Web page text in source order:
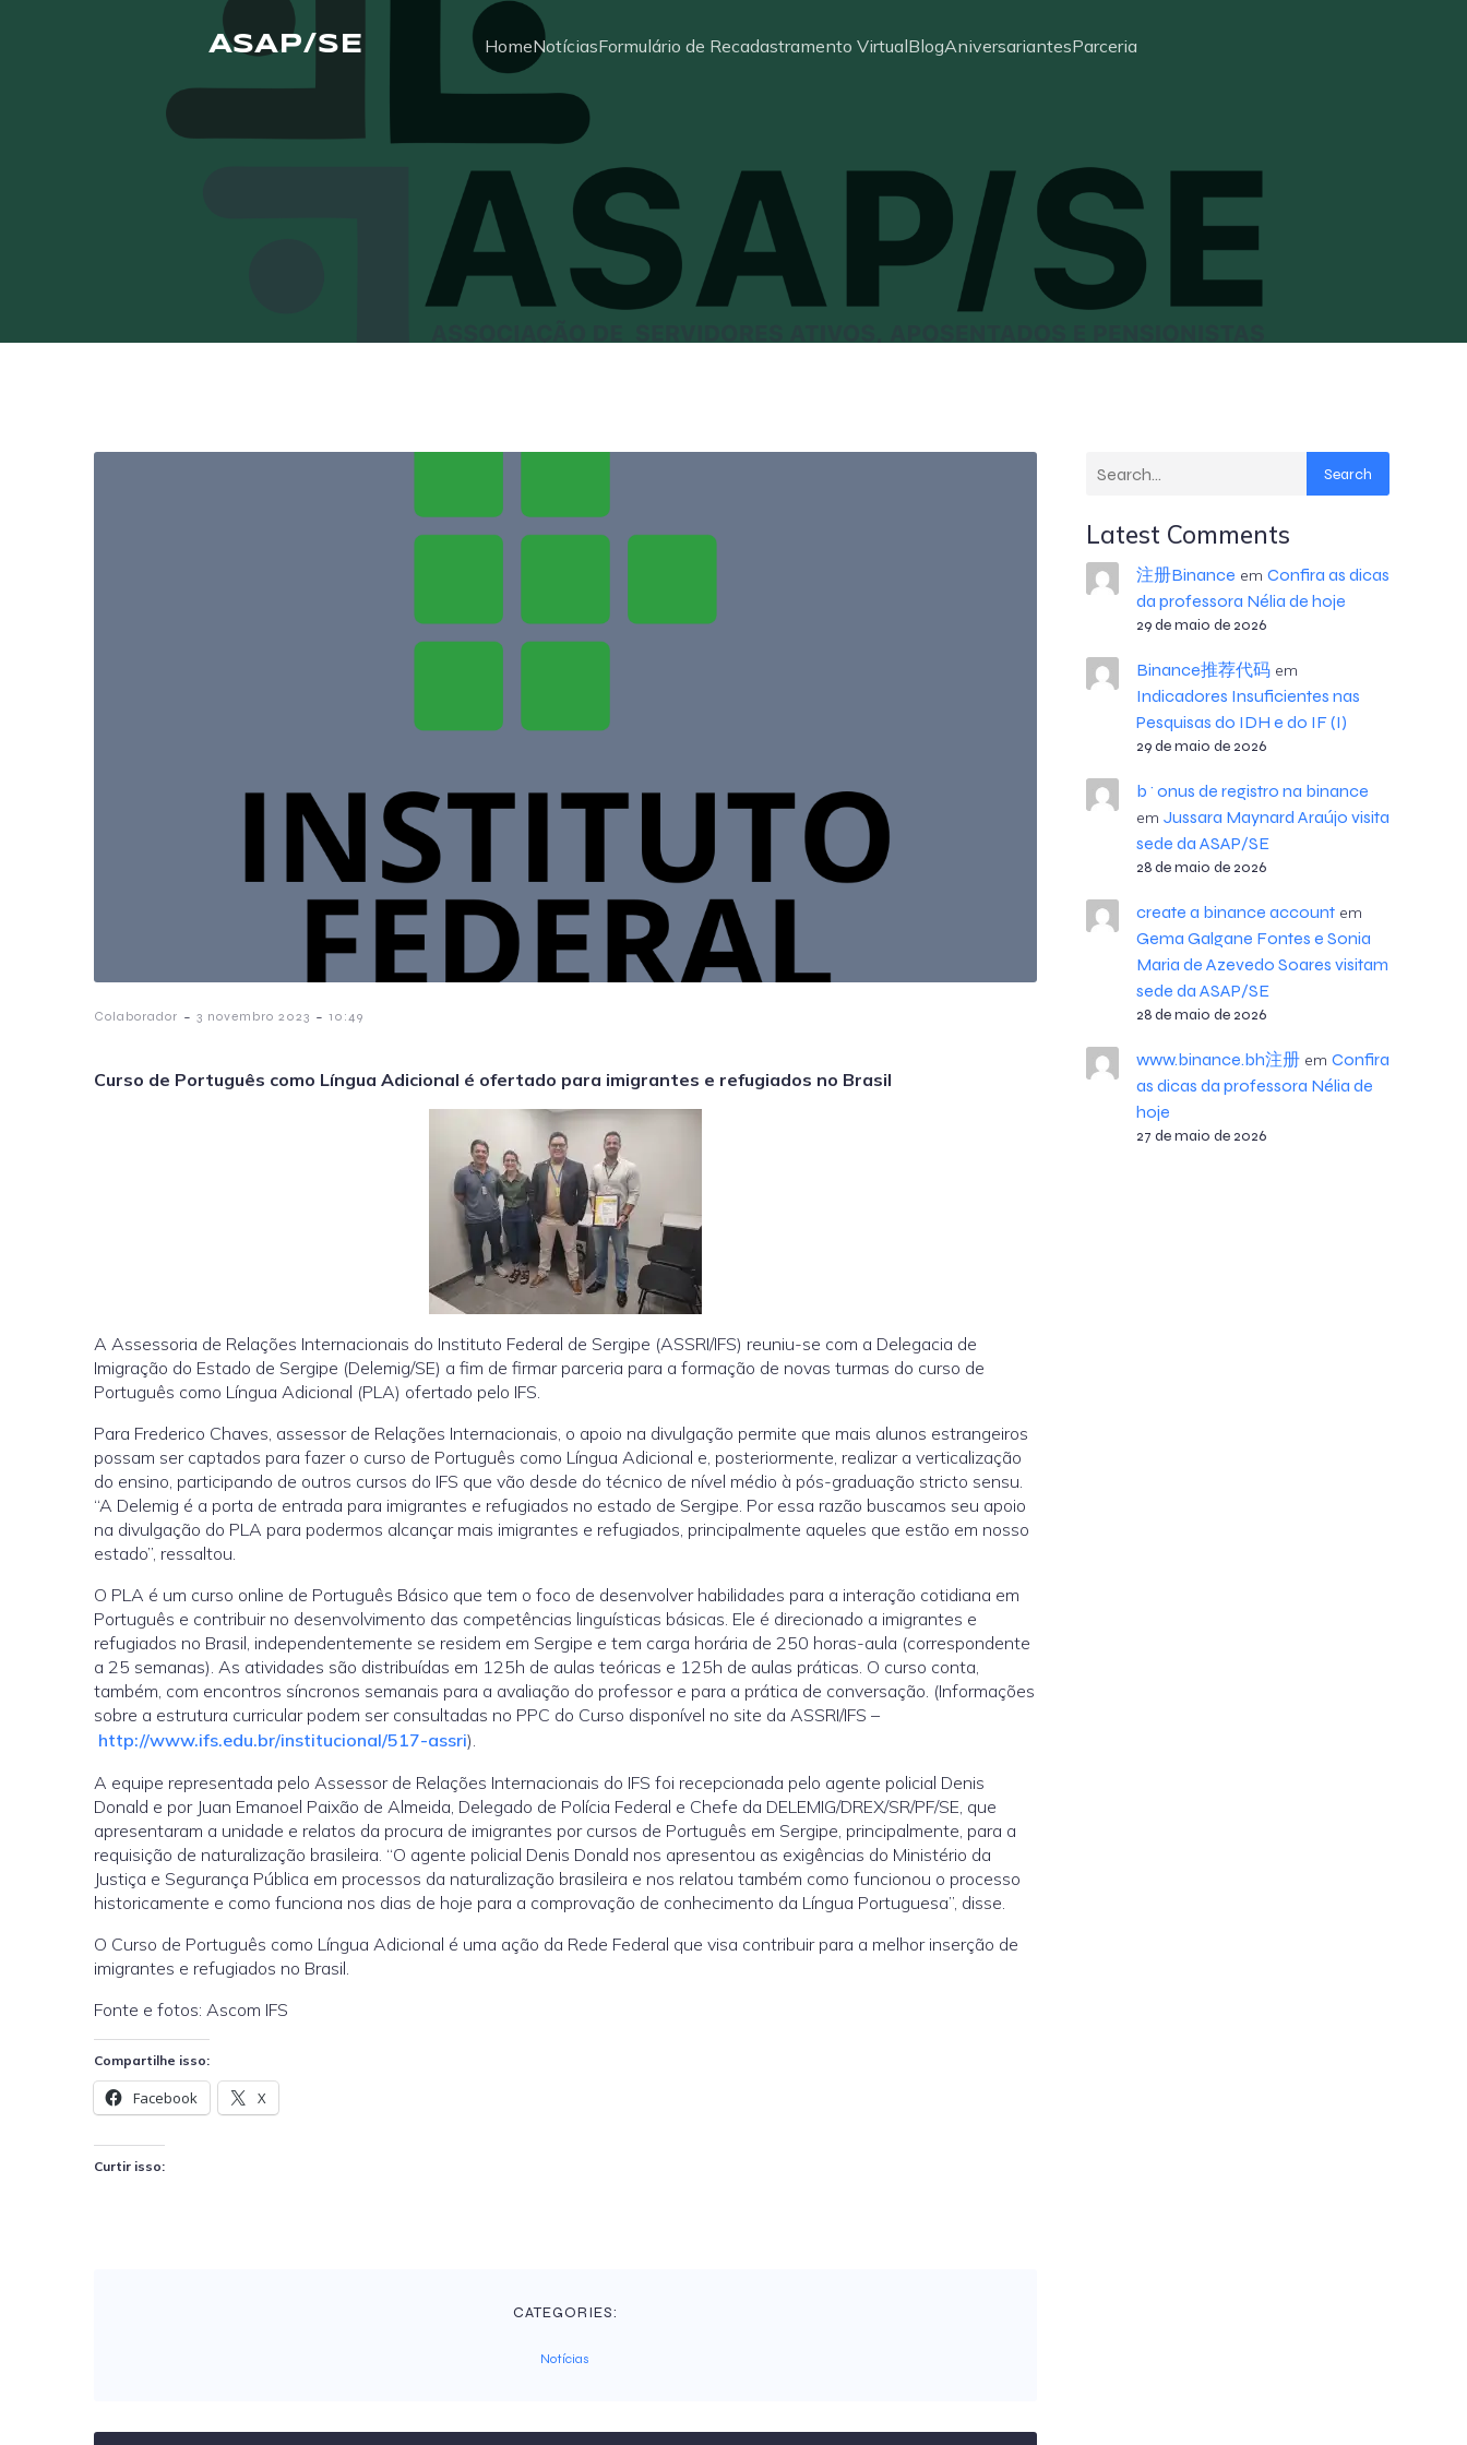
ASAP/SE HomeNotíciasFormulário de Recadastramento VirtualBlogAniversariantesParceria
Colaborador - 3 novembro 2023 - 10:49
Curso de Português como Língua Adicional é ofertado para imigrantes e refugiados no Brasil
A Assessoria de Relações Internacionais do Instituto Federal de Sergipe (ASSRI/IFS) reuniu-se com a Delegacia de
Imigração do Estado de Sergipe (Delemig/SE) a fim de firmar parceria para a formação de novas turmas do curso de
Português como Língua Adicional (PLA) ofertado pelo IFS.
Para Frederico Chaves, assessor de Relações Internacionais, o apoio na divulgação permite que mais alunos estrangeiros
possam ser captados para fazer o curso de Português como Língua Adicional e, posteriormente, realizar a verticalização
do ensino, participando de outros cursos do IFS que vão desde do técnico de nível médio à pós-graduação stricto sensu.
“A Delemig é a porta de entrada para imigrantes e refugiados no estado de Sergipe. Por essa razão buscamos seu apoio
na divulgação do PLA para podermos alcançar mais imigrantes e refugiados, principalmente aqueles que estão em nosso
estado”, ressaltou.
O PLA é um curso online de Português Básico que tem o foco de desenvolver habilidades para a interação cotidiana em
Português e contribuir no desenvolvimento das competências linguísticas básicas. Ele é direcionado a imigrantes e
refugiados no Brasil, independentemente se residem em Sergipe e tem carga horária de 250 horas-aula (correspondente
a 25 semanas). As atividades são distribuídas em 125h de aulas teóricas e 125h de aulas práticas. O curso conta,
também, com encontros síncronos semanais para a avaliação do professor e para a prática de conversação. (Informações
sobre a estrutura curricular podem ser consultadas no PPC do Curso disponível no site da ASSRI/IFS –
http://www.ifs.edu.br/institucional/517-assri).
A equipe representada pelo Assessor de Relações Internacionais do IFS foi recepcionada pelo agente policial Denis
Donald e por Juan Emanoel Paixão de Almeida, Delegado de Polícia Federal e Chefe da DELEMIG/DREX/SR/PF/SE, que
apresentaram a unidade e relatos da procura de imigrantes por cursos de Português em Sergipe, principalmente, para a
requisição de naturalização brasileira. “O agente policial Denis Donald nos apresentou as exigências do Ministério da
Justiça e Segurança Pública em processos da naturalização brasileira e nos relatou também como funcionou o processo
historicamente e como funciona nos dias de hoje para a comprovação de conhecimento da Língua Portuguesa”, disse.
O Curso de Português como Língua Adicional é uma ação da Rede Federal que visa contribuir para a melhor inserção de
imigrantes e refugiados no Brasil.
Fonte e fotos: Ascom IFS
Compartilhe isso:
Facebook X
Curtir isso:
CATEGORIES:
Notícias
Search
Latest Comments
注册Binance em Confira as dicas
da professora Nélia de hoje
29 de maio de 2026
Binance推荐代码em
Indicadores Insuficientes nas
Pesquisas do IDH e do IF (I)
29 de maio de 2026
b^onus de registro na binance
em Jussara Maynard Araújo visita
sede da ASAP/SE
28 de maio de 2026
create a binance accountem
Gema Galgane Fontes e Sonia
Maria de Azevedo Soares visitam
sede da ASAP/SE
28 de maio de 2026
www.binance.bh注册em Confira
as dicas da professora Nélia de
hoje
27 de maio de 2026